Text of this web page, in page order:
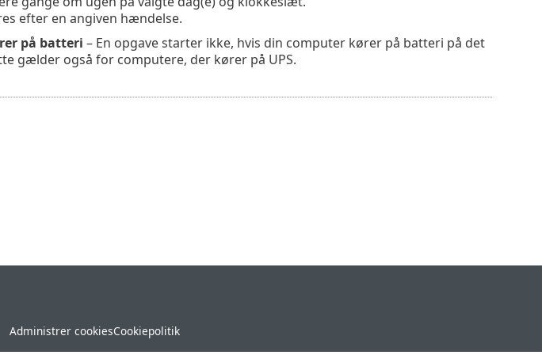
efter en angiven hændelse.
på batteri – En opgave starter ikke, hvis din computer kører på batteri på det
gælder også for computere, der kører på UPS.
Administrer cookiesCookiepolitik